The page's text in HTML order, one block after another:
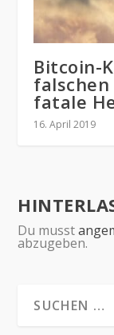
Bitcoin-
fatale
16. April 2019
Du musst
abzugeben.